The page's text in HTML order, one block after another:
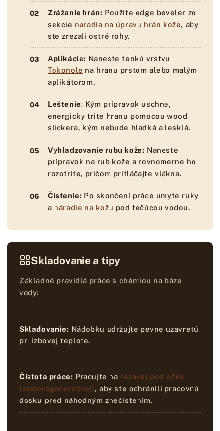
Zrážanie hrán: Použite edge beveler zo
sekcie náradia na úpravu hrán kože, aby
ste zrezali ostré rohy.
Aplikácia: Naneste tenkú vrstvu
Tokonole na hranu prstom alebo malým
aplikátorom.
Leštenie: Kým prípravok uschne,
energicky trite hranu pomocou wood
slickera, kým nebude hladká a lesklá.
Vyhladzovanie rubu kože: Naneste
prípravok na rub kože a rovnomerne ho
rozotrite, pričom pritláčajte vlákna.
Čistenie: Po skončení práce umyte ruky
a náradie na kožu pod tečúcou vodou.
Skladovanie a tipy
Základné pravidlá práce s chémiou na báze
vody:
Skladovanie: Nádobku udržujte pevne uzavretú
pri izbovej teplote.
Čistota práce: Pracujte na rezacej podložke
(samoregeneračnej), aby ste ochránili pracovnú
dosku pred náhodným znečistením.